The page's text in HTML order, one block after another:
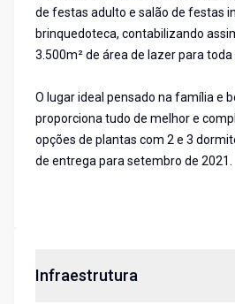
de festas adulto e salão de festas
brinquedoteca, contabilizando
3.500m² de área de lazer para
O lugar ideal pensado na família e
proporciona tudo de melhor e
opções de plantas com 2 e 3
de entrega para setembro de 2021.
Infraestrutura